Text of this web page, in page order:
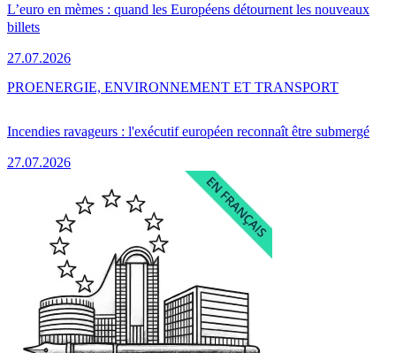
L’euro en mèmes : quand les Européens détournent les nouveaux
billets
27.07.2026
Incendies ravageurs : l'exécutif européen reconnaît être submergé
27.07.2026
PROENERGIE, ENVIRONNEMENT ET TRANSPORT